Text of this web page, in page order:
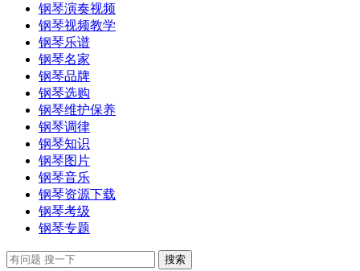
钢琴演奏视频
钢琴视频教学
钢琴乐谱
钢琴名家
钢琴品牌
钢琴选购
钢琴维护保养
钢琴调律
钢琴知识
钢琴图片
钢琴音乐
钢琴资源下载
钢琴考级
钢琴专题